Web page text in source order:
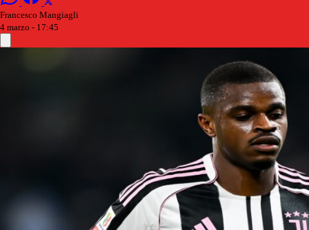
Francesco Mangiagli
4 marzo - 17:45